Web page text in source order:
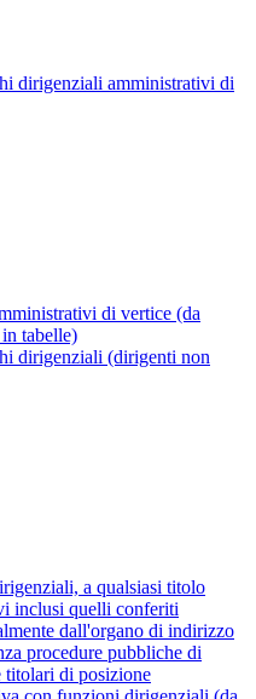
dirigenziali amministrativi di
di vertice (da
tabelle)
dirigenziali (dirigenti non
a qualsiasi titolo
inclusi quelli conferiti
dall'organo di indirizzo
procedure pubbliche di
titolari di posizione